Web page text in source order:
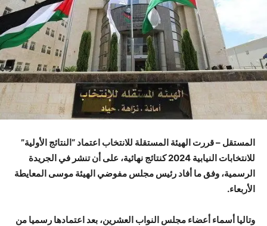
المستقل – قررت الهيئة المستقلة للانتخاب اعتماد “النتائج الأولية”
للانتخابات النيابية 2024 كنتائج نهائية، على أن تنشر في الجريدة
الرسمية، وفق ما أفاد رئيس مجلس مفوضي الهيئة موسى المعايطة
الأربعاء.
وتاليا أسماء أعضاء مجلس النواب العشرين، بعد اعتمادها رسميا من